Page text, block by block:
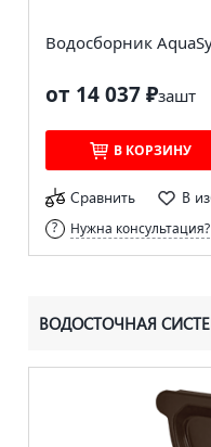
Водосборник
от 14 037 ₽зашт
В КОРЗИНУ
Сравнить В
Нужна консультация?
ВОДОСТОЧНАЯ